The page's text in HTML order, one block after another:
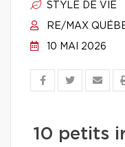
STYLE DE VIE
RE/MAX
10 MAI 2026
10 petits